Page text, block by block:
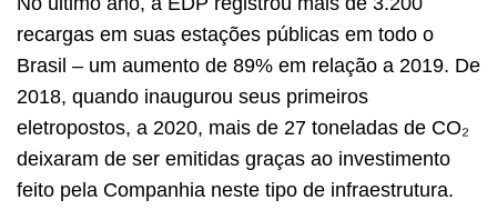
recargas em suas estações públicas em todo o
Brasil – um aumento de 89% em relação a 2019. De
2018, quando inaugurou seus primeiros
eletropostos, a 2020, mais de 27 toneladas de CO₂
deixaram de ser emitidas graças ao investimento
feito pela Companhia neste tipo de infraestrutura.